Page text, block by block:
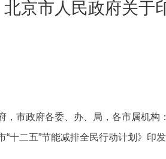
北京市人民政府关
，市政府各委、办、局，各市属机构：
二五”节能减排全民行动计划》印发